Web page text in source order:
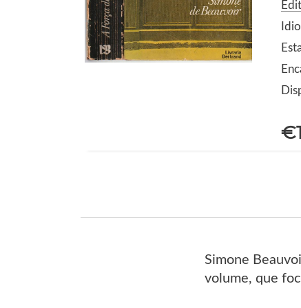
Simone
volume, que